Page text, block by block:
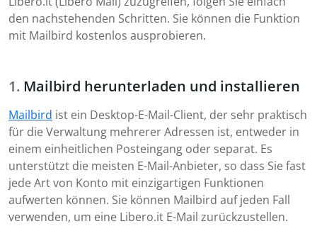
den nachstehenden Schritten. Sie können die Funktion
mit Mailbird kostenlos ausprobieren.
Mailbird herunterladen und installieren
Mailbird ist ein Desktop-E-Mail-Client, der sehr praktisch
für die Verwaltung mehrerer Adressen ist, entweder in
einem einheitlichen Posteingang oder separat. Es
unterstützt die meisten E-Mail-Anbieter, so dass Sie fast
jede Art von Konto mit einzigartigen Funktionen
aufwerten können. Sie können Mailbird auf jeden Fall
verwenden, um eine Libero.it E-Mail zurückzustellen.